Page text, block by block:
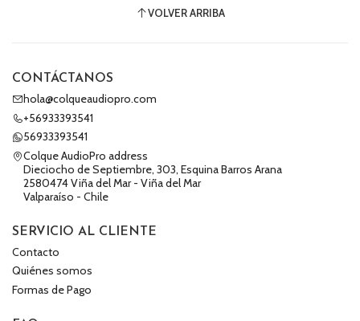
VOLVER ARRIBA
CONTÁCTANOS
hola@colqueaudiopro.com
+56933393541
56933393541
Colque AudioPro address
Dieciocho de Septiembre, 303, Esquina Barros Arana
2580474 Viña del Mar - Viña del Mar
Valparaíso - Chile
SERVICIO AL CLIENTE
Contacto
Quiénes somos
Formas de Pago